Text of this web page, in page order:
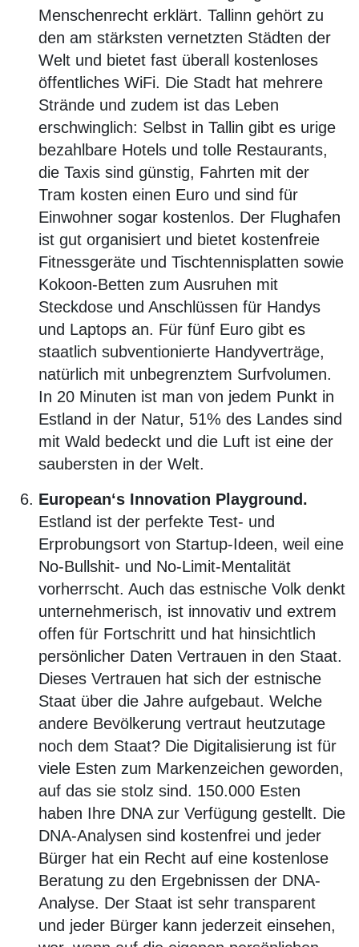
Menschenrecht erklärt. Tallinn gehört zu
den am stärksten vernetzten Städten der
Welt und bietet fast überall kostenloses
öffentliches WiFi. Die Stadt hat mehrere
Strände und zudem ist das Leben
erschwinglich: Selbst in Tallin gibt es urige
bezahlbare Hotels und tolle Restaurants,
die Taxis sind günstig, Fahrten mit der
Tram kosten einen Euro und sind für
Einwohner sogar kostenlos. Der Flughafen
ist gut organisiert und bietet kostenfreie
Fitnessgeräte und Tischtennisplatten sowie
Kokoon-Betten zum Ausruhen mit
Steckdose und Anschlüssen für Handys
und Laptops an. Für fünf Euro gibt es
staatlich subventionierte Handyverträge,
natürlich mit unbegrenztem Surfvolumen.
In 20 Minuten ist man von jedem Punkt in
Estland in der Natur, 51% des Landes sind
mit Wald bedeckt und die Luft ist eine der
saubersten in der Welt.
European‘s Innovation Playground.
Estland ist der perfekte Test- und
Erprobungsort von Startup-Ideen, weil eine
No-Bullshit- und No-Limit-Mentalität
vorherrscht. Auch das estnische Volk denkt
unternehmerisch, ist innovativ und extrem
offen für Fortschritt und hat hinsichtlich
persönlicher Daten Vertrauen in den Staat.
Dieses Vertrauen hat sich der estnische
Staat über die Jahre aufgebaut. Welche
andere Bevölkerung vertraut heutzutage
noch dem Staat? Die Digitalisierung ist für
viele Esten zum Markenzeichen geworden,
auf das sie stolz sind. 150.000 Esten
haben Ihre DNA zur Verfügung gestellt. Die
DNA-Analysen sind kostenfrei und jeder
Bürger hat ein Recht auf eine kostenlose
Beratung zu den Ergebnissen der DNA-
Analyse. Der Staat ist sehr transparent
und jeder Bürger kann jederzeit einsehen,